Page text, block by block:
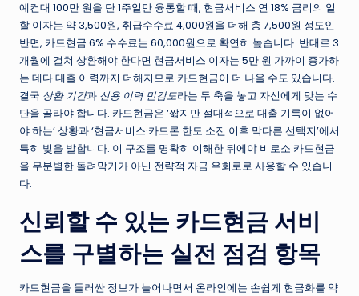
예컨대 100만 원을 단 1주일만 융통할 때, 현금서비스 연 18% 금리의 일
할 이자는 약 3,500원, 취급수수료 4,000원을 더해 총 7,500원 정도인
반면, 카드현금 6% 수수료는 60,000원으로 확연히 높습니다. 반대로 3
개월에 걸쳐 상환해야 한다면 현금서비스 이자는 5만 원 가까이 증가하
는 데다 대출 이력까지 더해지므로 카드현금이 더 나을 수도 있습니다.
결국 상환 기간과 신용 이력 민감도라는 두 축을 놓고 자신에게 맞는 수
단을 골라야 합니다. 카드현금은 ‘짧지만 절대적으로 대출 기록이 없어
야 하는’ 상황과 ‘현금서비스·카드론 한도 소진 이후 막다른 선택지’에서
특히 빛을 발합니다. 이 구조를 명확히 이해한 뒤에야 비로소 카드현금
을 무분별한 돌려막기가 아닌 전략적 자금 우회로로 사용할 수 있습니
다.
신뢰할 수 있는 카드현금 서비
스를 구별하는 실전 점검 항목
카드현금을 둘러싼 정보가 늘어나면서 온라인에는 손쉽게 현금화를 약